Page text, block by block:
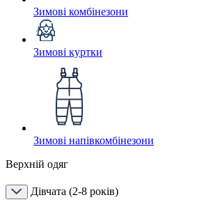
Зимові комбінезони
Зимові куртки
Зимові напівкомбінезони
Верхній одяг
Дівчата (2-8 років)